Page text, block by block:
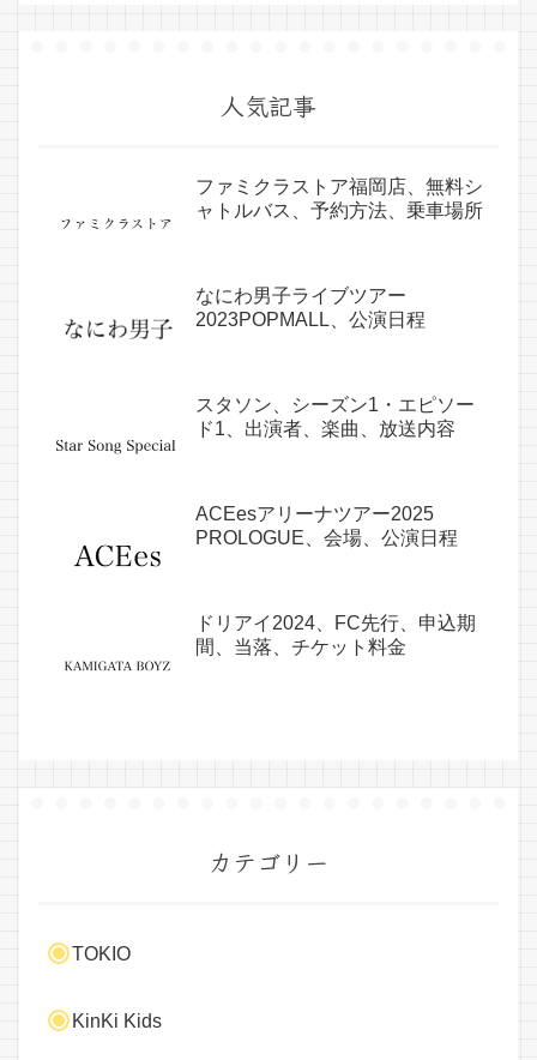
人気記事
ファミクラストア福岡店、無料シ
ャトルバス、予約方法、乗車場所
なにわ男子ライブツアー
2023POPMALL、公演日程
スタソン、シーズン1・エピソー
ド1、出演者、楽曲、放送内容
ACEesアリーナツアー2025
PROLOGUE、会場、公演日程
ドリアイ2024、FC先行、申込期
間、当落、チケット料金
カテゴリー
TOKIO
KinKi Kids